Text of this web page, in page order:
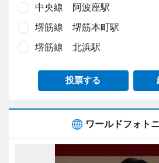
中央線 阿波座駅
堺筋線 堺筋本町駅
堺筋線 北浜駅
投票する
ワールドフォト